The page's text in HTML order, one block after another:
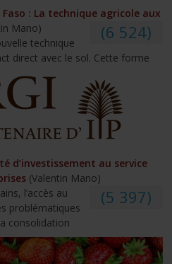
: La technique agricole aux
Mano) (6 524)
technique
direct avec le sol. Cette forme
d’investissement au service
(Valentin Mano)
(5 397)
l’accès au
problématiques
consolidation